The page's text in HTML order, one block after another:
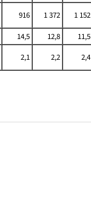
916 1 372 1 152
14,5 12,8 11,5
2,1 2,2 2,4